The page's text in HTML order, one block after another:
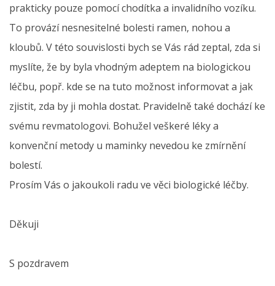
prakticky pouze pomocí chodítka a invalidního vozíku.
To provází nesnesitelné bolesti ramen, nohou a
kloubů. V této souvislosti bych se Vás rád zeptal, zda si
myslíte, že by byla vhodným adeptem na biologickou
léčbu, popř. kde se na tuto možnost informovat a jak
zjistit, zda by ji mohla dostat. Pravidelně také dochází ke
svému revmatologovi. Bohužel veškeré léky a
konvenční metody u maminky nevedou ke zmírnění
bolestí.
Prosím Vás o jakoukoli radu ve věci biologické léčby.
Děkuji
S pozdravem